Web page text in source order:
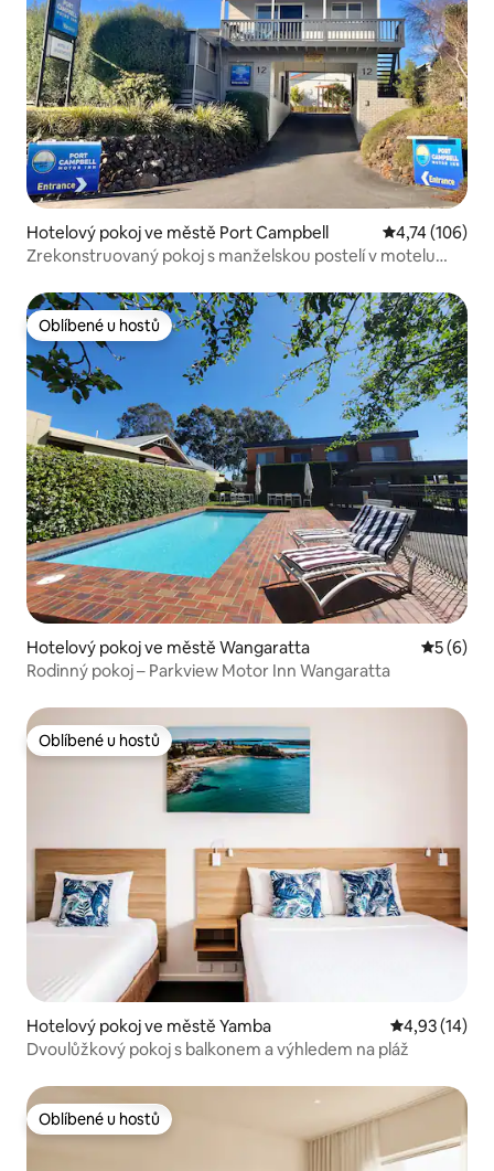
Hotelový pokoj ve městě Port Campbell Průměrné
4,74 (106)
Zrekonstruovaný pokoj s manželskou postelí v motelu
Oblíbené u hostů
Oblíbené u hostů
Hotelový pokoj ve městě Wangaratta
5 (6)
Rodinný pokoj – Parkview Motor Inn Wangaratta
Oblíbené u hostů
Oblíbené u hostů
Hotelový pokoj ve městě Yamba Průměrné
4,93 (14)
Dvoulůžkový pokoj s balkonem a výhledem na pláž
Oblíbené u hostů
Oblíbené u hostů